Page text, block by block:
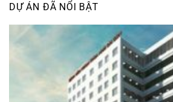
DỰ ÁN ĐÃ NỔI BẬT